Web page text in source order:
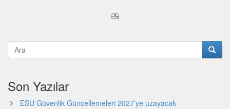
Son Yazılar
ESU Güvenlik Güncellemeleri 2027’ye uzayacak